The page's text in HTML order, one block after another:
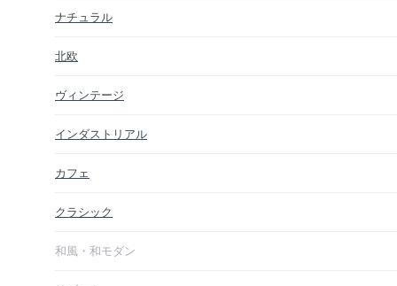
ナチュラル
北欧
ヴィンテージ
インダストリアル
カフェ
クラシック
和風・和モダン